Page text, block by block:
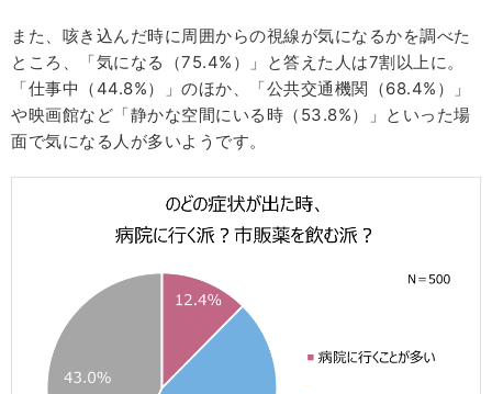
また、咳き込んだ時に周囲からの視線が気になるかを調べた
ところ、「気になる（75.4%）」と答えた人は7割以上に。
「仕事中（44.8%）」のほか、「公共交通機関（68.4%）」
や映画館など「静かな空間にいる時（53.8%）」といった場
面で気になる人が多いようです。